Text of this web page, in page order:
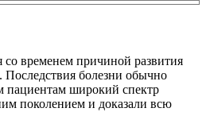
временем причиной развития
Последствия болезни обычно
пациентам широкий спектр
поколением и доказали всю